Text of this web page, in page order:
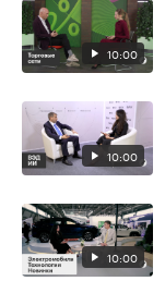
10:00
10:00
10:00